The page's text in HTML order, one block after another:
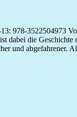
978-3522504973
dabei die
und abgefahrener.